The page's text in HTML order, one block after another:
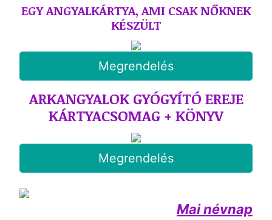
EGY ANGYALKÁRTYA, AMI CSAK NŐKNEK
KÉSZÜLT
Megrendelés
ARKANGYALOK GYÓGYÍTÓ EREJE
KÁRTYACSOMAG + KÖNYV
Megrendelés
Mai névnap